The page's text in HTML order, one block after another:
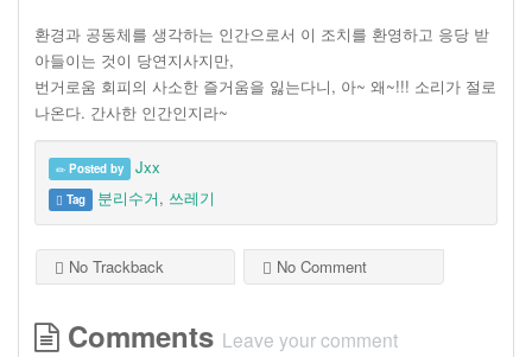
환경과 공동체를 생각하는 인간으로서 이 조치를 환영하고 응당 받
아들이는 것이 당연지사지만,
번거로움 회피의 사소한 즐거움을 잃는다니, 아~ 왜~!!! 소리가 절로
나온다. 간사한 인간인지라~
Posted by Jxx
Tag 분리수거, 쓰레기
No Trackback No Comment
Comments Leave your comment